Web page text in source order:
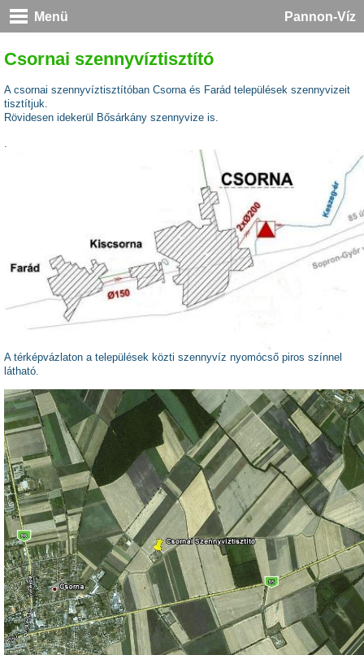
Menü Pannon-Víz
Csornai szennyvíztisztító
A csornai szennyvíztisztítóban Csorna és Farád települések szennyvizeit
tisztítjuk.
Rövidesen idekerül Bősárkány szennyvize is.
A térképvázlaton a települések közti szennyvíz nyomócső piros színnel
látható.